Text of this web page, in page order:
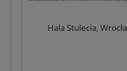
Hala Stulecia,